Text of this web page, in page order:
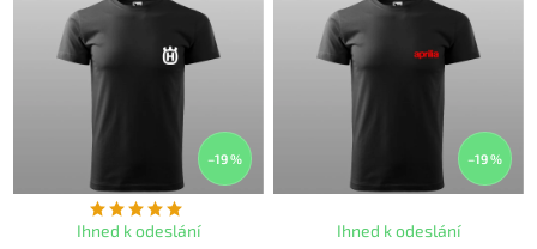
–19 %
Ihned k odeslání
–19 %
Ihned k odeslání